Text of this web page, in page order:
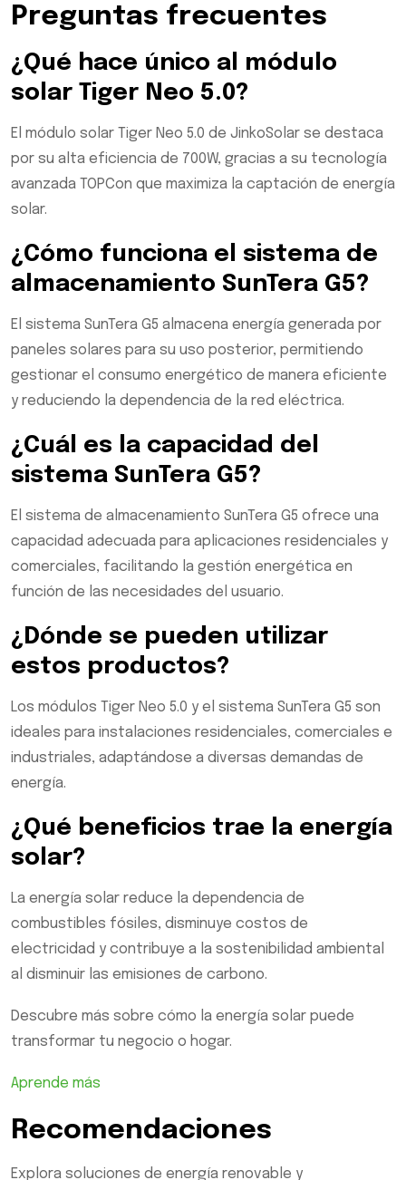
Preguntas frecuentes
¿Qué hace único al módulo
solar Tiger Neo 5.0?
El módulo solar Tiger Neo 5.0 de JinkoSolar se destaca
por su alta eficiencia de 700W, gracias a su tecnología
avanzada TOPCon que maximiza la captación de energía
solar.
¿Cómo funciona el sistema de
almacenamiento SunTera G5?
El sistema SunTera G5 almacena energía generada por
paneles solares para su uso posterior, permitiendo
gestionar el consumo energético de manera eficiente
y reduciendo la dependencia de la red eléctrica.
¿Cuál es la capacidad del
sistema SunTera G5?
El sistema de almacenamiento SunTera G5 ofrece una
capacidad adecuada para aplicaciones residenciales y
comerciales, facilitando la gestión energética en
función de las necesidades del usuario.
¿Dónde se pueden utilizar
estos productos?
Los módulos Tiger Neo 5.0 y el sistema SunTera G5 son
ideales para instalaciones residenciales, comerciales e
industriales, adaptándose a diversas demandas de
energía.
¿Qué beneficios trae la energía
solar?
La energía solar reduce la dependencia de
combustibles fósiles, disminuye costos de
electricidad y contribuye a la sostenibilidad ambiental
al disminuir las emisiones de carbono.
Descubre más sobre cómo la energía solar puede
transformar tu negocio o hogar.
Aprende más
Recomendaciones
Explora soluciones de energía renovable y